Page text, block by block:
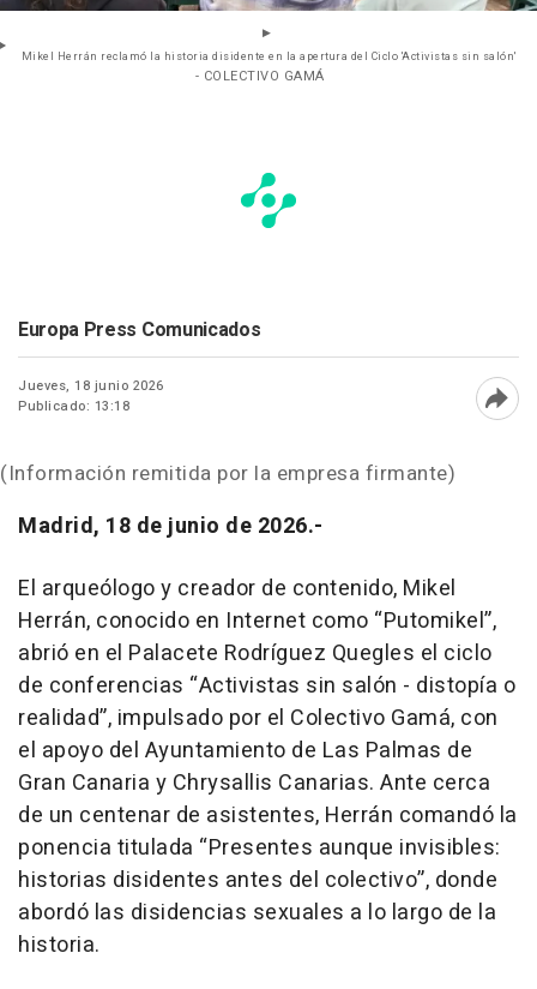
Mikel Herrán reclamó la historia disidente en la apertura del Ciclo 'Activistas sin salón'
- COLECTIVO GAMÁ
Europa Press Comunicados
Jueves, 18 junio 2026
Publicado: 13:18
(Información remitida por la empresa firmante)
Madrid, 18 de junio de 2026.-
El arqueólogo y creador de contenido, Mikel
Herrán, conocido en Internet como “Putomikel”,
abrió en el Palacete Rodríguez Quegles el ciclo
de conferencias “Activistas sin salón - distopía o
realidad”, impulsado por el Colectivo Gamá, con
el apoyo del Ayuntamiento de Las Palmas de
Gran Canaria y Chrysallis Canarias. Ante cerca
de un centenar de asistentes, Herrán comandó la
ponencia titulada “Presentes aunque invisibles:
historias disidentes antes del colectivo”, donde
abordó las disidencias sexuales a lo largo de la
historia.